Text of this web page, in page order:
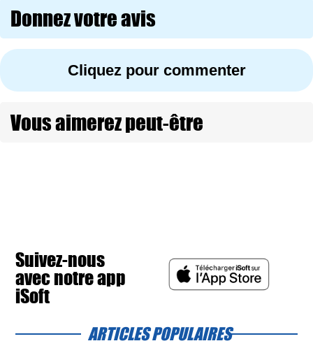
Donnez votre avis
Cliquez pour commenter
Vous aimerez peut-être
Suivez-nous
avec notre app
iSoft
ARTICLES POPULAIRES